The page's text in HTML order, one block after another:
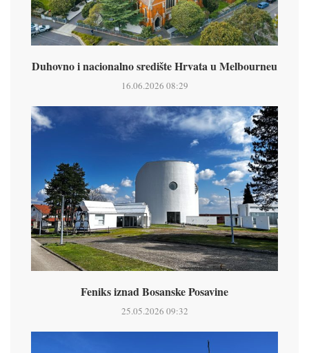
Duhovno i nacionalno središte Hrvata u Melbourneu
16.06.2026 08:29
Feniks iznad Bosanske Posavine
25.05.2026 09:32